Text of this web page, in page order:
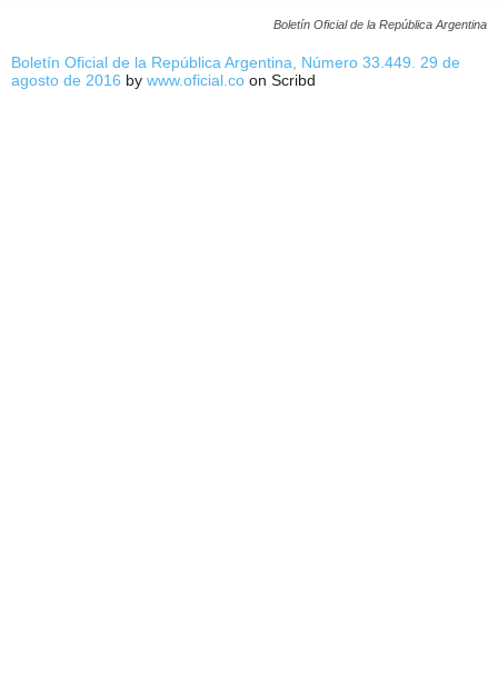
Boletín Oficial de la República Argentina
Boletín Oficial de la República Argentina, Número 33.449. 29 de
agosto de 2016 by www.oficial.co on Scribd